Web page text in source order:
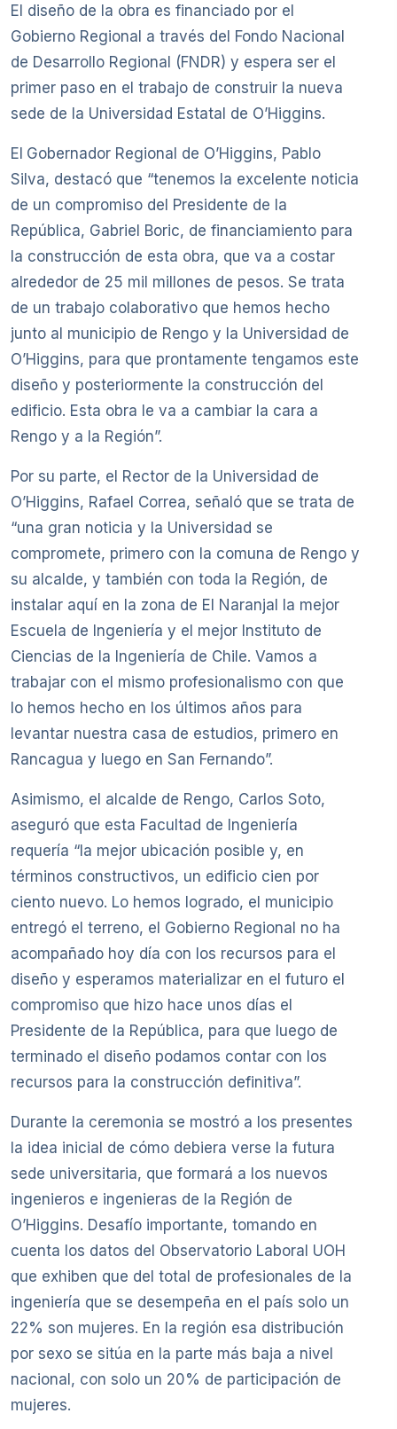
El diseño de la obra es financiado por el
Gobierno Regional a través del Fondo Nacional
de Desarrollo Regional (FNDR) y espera ser el
primer paso en el trabajo de construir la nueva
sede de la Universidad Estatal de O’Higgins.
El Gobernador Regional de O’Higgins, Pablo
Silva, destacó que “tenemos la excelente noticia
de un compromiso del Presidente de la
República, Gabriel Boric, de financiamiento para
la construcción de esta obra, que va a costar
alrededor de 25 mil millones de pesos. Se trata
de un trabajo colaborativo que hemos hecho
junto al municipio de Rengo y la Universidad de
O’Higgins, para que prontamente tengamos este
diseño y posteriormente la construcción del
edificio. Esta obra le va a cambiar la cara a
Rengo y a la Región”.
Por su parte, el Rector de la Universidad de
O’Higgins, Rafael Correa, señaló que se trata de
“una gran noticia y la Universidad se
compromete, primero con la comuna de Rengo y
su alcalde, y también con toda la Región, de
instalar aquí en la zona de El Naranjal la mejor
Escuela de Ingeniería y el mejor Instituto de
Ciencias de la Ingeniería de Chile. Vamos a
trabajar con el mismo profesionalismo con que
lo hemos hecho en los últimos años para
levantar nuestra casa de estudios, primero en
Rancagua y luego en San Fernando”.
Asimismo, el alcalde de Rengo, Carlos Soto,
aseguró que esta Facultad de Ingeniería
requería “la mejor ubicación posible y, en
términos constructivos, un edificio cien por
ciento nuevo. Lo hemos logrado, el municipio
entregó el terreno, el Gobierno Regional no ha
acompañado hoy día con los recursos para el
diseño y esperamos materializar en el futuro el
compromiso que hizo hace unos días el
Presidente de la República, para que luego de
terminado el diseño podamos contar con los
recursos para la construcción definitiva”.
Durante la ceremonia se mostró a los presentes
la idea inicial de cómo debiera verse la futura
sede universitaria, que formará a los nuevos
ingenieros e ingenieras de la Región de
O’Higgins. Desafío importante, tomando en
cuenta los datos del Observatorio Laboral UOH
que exhiben que del total de profesionales de la
ingeniería que se desempeña en el país solo un
22% son mujeres. En la región esa distribución
por sexo se sitúa en la parte más baja a nivel
nacional, con solo un 20% de participación de
mujeres.